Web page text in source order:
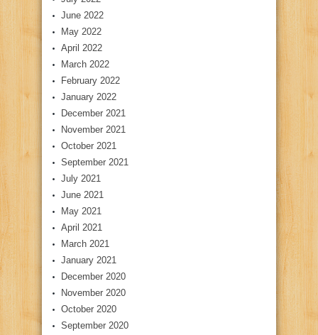
June 2022
May 2022
April 2022
March 2022
February 2022
January 2022
December 2021
November 2021
October 2021
September 2021
July 2021
June 2021
May 2021
April 2021
March 2021
January 2021
December 2020
November 2020
October 2020
September 2020